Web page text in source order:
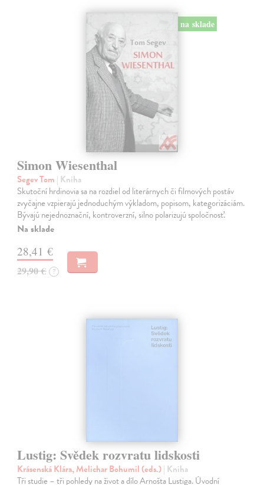
na sklade
Simon Wiesenthal
Segev Tom | Kniha
Skutoční hrdinovia sa na rozdiel od literárnych či filmových postáv
zvyčajne vzpierajú jednoduchým výkladom, popisom, kategorizáciám.
Bývajú nejednoznační, kontroverzní, silno polarizujú spoločnosť.
Na sklade
28,41 €
29,90 € ?
Lustig: Svědek rozvratu lidskosti
Krásenská Klára, Melichar Bohumil (eds.)| Kniha
Tři studie – tři pohledy na život a dílo Arnošta Lustiga. Úvodní